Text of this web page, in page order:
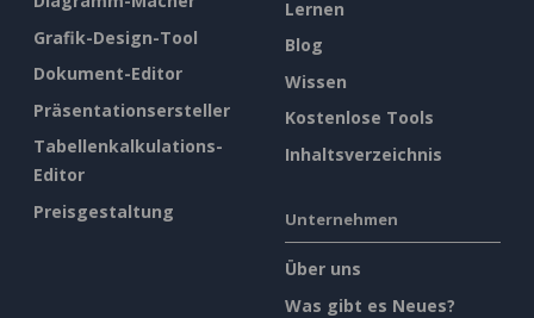
Grafik-Design-Tool
Dokument-Editor
Präsentationsersteller
Tabellenkalkulations-
Editor
Preisgestaltung
Lernen
Blog
Wissen
Kostenlose Tools
Inhaltsverzeichnis
Unternehmen
Über uns
Was gibt es Neues?